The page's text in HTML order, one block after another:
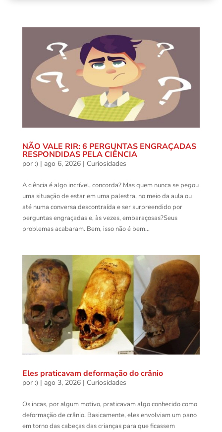
NÃO VALE RIR: 6 PERGUNTAS ENGRAÇADAS
RESPONDIDAS PELA CIÊNCIA
por :) | ago 6, 2026| Curiosidades
A ciência é algo incrível, concorda? Mas quem nunca se pegou
uma situação de estar em uma palestra, no meio da aula ou
até numa conversa descontraída e ser surpreendido por
perguntas engraçadas e, às vezes, embaraçosas?Seus
problemas acabaram. Bem, isso não é bem...
Eles praticavam deformação do crânio
por :) | ago 3, 2026| Curiosidades
Os incas, por algum motivo, praticavam algo conhecido como
deformação de crânio. Basicamente, eles envolviam um pano
em torno das cabeças das crianças para que ficassem